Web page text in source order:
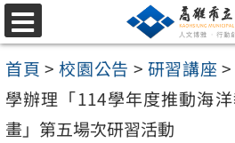
跳
至
主
要
內
選
單
首頁 > 校園公告 > 研習講座 >
學辦理「114學年度推動海
畫」第五場次研習活動